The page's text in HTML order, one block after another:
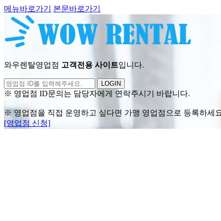
메뉴바로가기 본문바로가기
와우렌탈영업점 고객전용 사이트입니다.
LOGIN
※ 영업점 ID문의는 담당자에게 연락주시기 바랍니다.
※ 영업점을 직접 운영하고 싶다면 가맹 영업점으로 등록하세
[영업점 신청]